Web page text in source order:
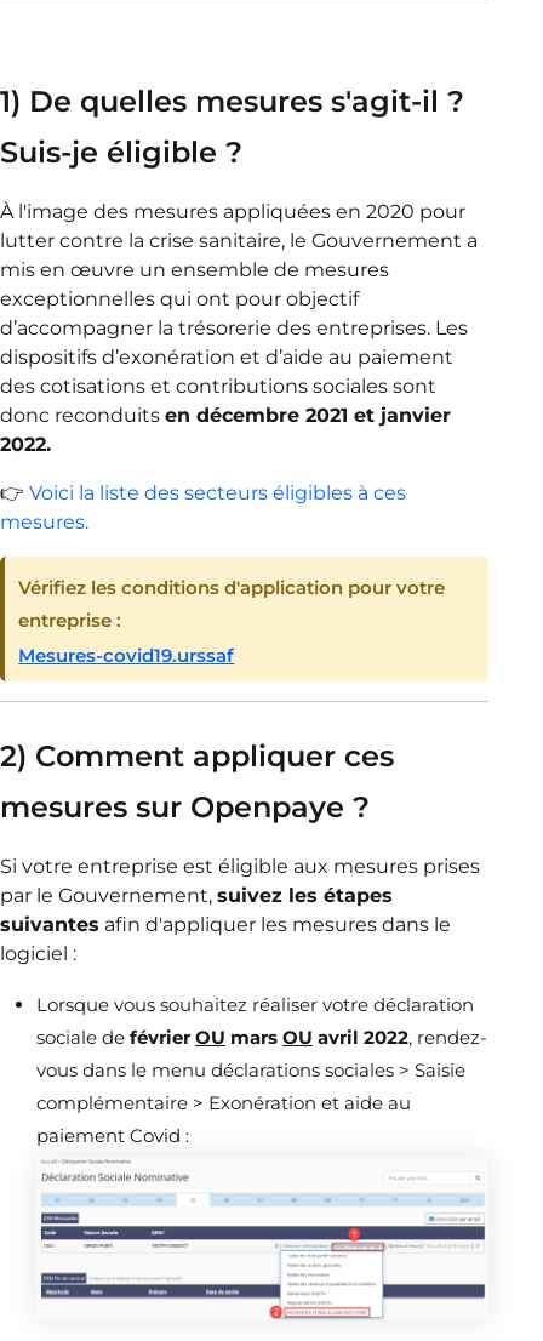
1) De quelles mesures s'agit-il ?
Suis-je éligible ?
À l'image des mesures appliquées en 2020 pour
lutter contre la crise sanitaire, le Gouvernement a
mis en œuvre un ensemble de mesures
exceptionnelles qui ont pour objectif
d’accompagner la trésorerie des entreprises. Les
dispositifs d’exonération et d’aide au paiement
des cotisations et contributions sociales sont
donc reconduits en décembre 2021 et janvier
2022.
👉 Voici la liste des secteurs éligibles à ces
mesures.
Vérifiez les conditions d'application pour votre
entreprise :
Mesures-covid19.urssaf
2) Comment appliquer ces
mesures sur Openpaye ?
Si votre entreprise est éligible aux mesures prises
par le Gouvernement, suivez les étapes
suivantes afin d'appliquer les mesures dans le
logiciel :
Lorsque vous souhaitez réaliser votre déclaration
sociale de février OU mars OU avril 2022, rendez-
vous dans le menu déclarations sociales > Saisie
complémentaire > Exonération et aide au
paiement Covid :